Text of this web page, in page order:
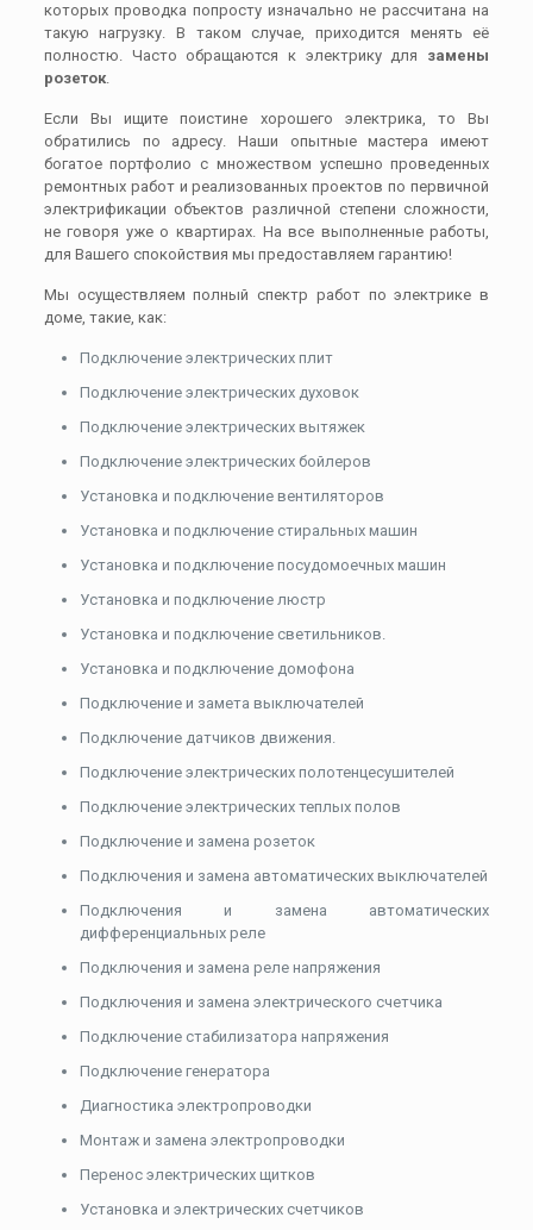
которых проводка попросту изначально не рассчитана на
такую нагрузку. В таком случае, приходится менять её
полностю. Часто обращаются к электрику для замены
розеток.
Если Вы ищите поистине хорошего электрика, то Вы
обратились по адресу. Наши опытные мастера имеют
богатое портфолио с множеством успешно проведенных
ремонтных работ и реализованных проектов по первичной
электрификации объектов различной степени сложности,
не говоря уже о квартирах. На все выполненные работы,
для Вашего спокойствия мы предоставляем гарантию!
Мы осуществляем полный спектр работ по электрике в
доме, такие, как:
Подключение электрических плит
Подключение электрических духовок
Подключение электрических вытяжек
Подключение электрических бойлеров
Установка и подключение вентиляторов
Установка и подключение стиральных машин
Установка и подключение посудомоечных машин
Установка и подключение люстр
Установка и подключение светильников.
Установка и подключение домофона
Подключение и замета выключателей
Подключение датчиков движения.
Подключение электрических полотенцесушителей
Подключение электрических теплых полов
Подключение и замена розеток
Подключения и замена автоматических выключателей
Подключения и замена автоматических
дифференциальных реле
Подключения и замена реле напряжения
Подключения и замена электрического счетчика
Подключение стабилизатора напряжения
Подключение генератора
Диагностика электропроводки
Монтаж и замена электропроводки
Перенос электрических щитков
Установка и электрических счетчиков